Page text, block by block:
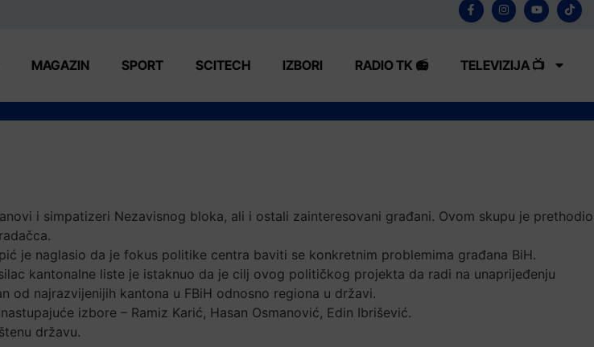
MAGAZIN SPORT SCITECH IZBORI RADIO TK 📻 TELEVIZIJA 📺
i simpatizeri Nezavisnog bloka, ali i ostali zainteresovani građani. Ovom skupu je prethodio
je naglasio da je fokus politike centra baviti se konkretnim problemima građana BiH.
kantonalne liste je istaknuo da je cilj ovog političkog projekta da radi na unaprijeđenju
od najrazvijenijih kantona u FBiH odnosno regiona u državi.
izbore – Ramiz Karić, Hasan Osmanović, Edin Ibrišević.
državu.